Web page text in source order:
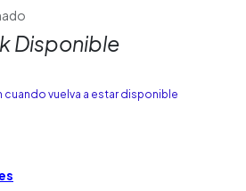
Disponible
vuelva a estar disponible